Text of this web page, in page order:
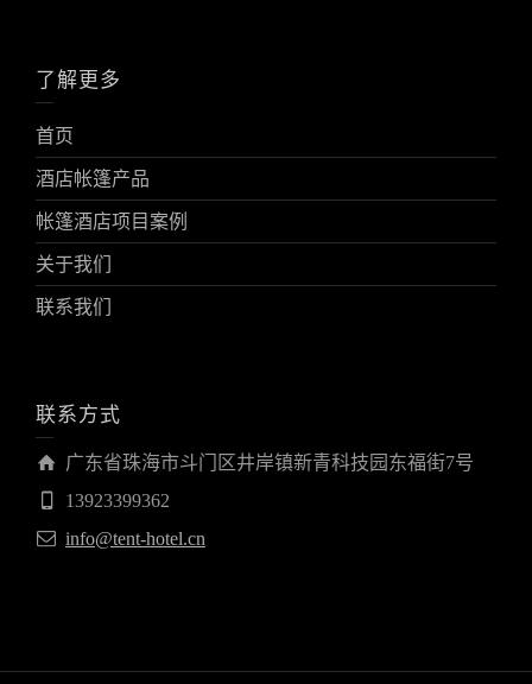
了解更多
首页
酒店帐篷产品
帐篷酒店项目案例
关于我们
联系我们
联系方式
广东省珠海市斗门区井岸镇新青科技园东福街7号
13923399362
info@tent-hotel.cn